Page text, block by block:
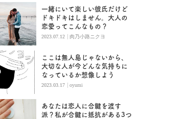
一緒にいて楽しい彼氏だけど
ドキドキはしません。大人の
恋愛ってこんなもの？
2023.07.12 | 肉乃小路ニクヨ
ここは無人島じゃないから、
大切な人が今どんな気持ちに
なっているか想像しよう
2023.03.17 | oyumi
あなたは恋人に合鍵を渡す
派？私が合鍵に抵抗がある3つ